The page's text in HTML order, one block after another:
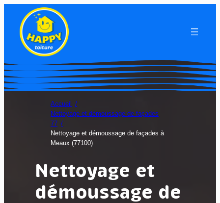
Accueil
Nettoyage et démoussage de façades
77
Nettoyage et démoussage de façades à
Meaux (77100)
Nettoyage et
démoussage de